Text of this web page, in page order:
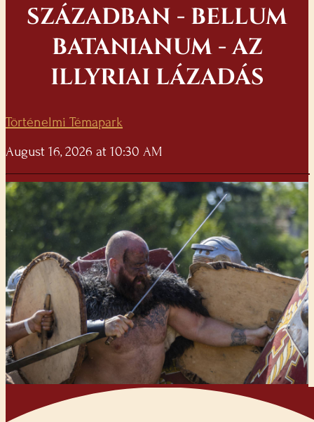
SZÁZADBAN - BELLUM
BATANIANUM - AZ
ILLYRIAI LÁZADÁS
Történelmi Témapark
August 16, 2026 at 10:30 AM